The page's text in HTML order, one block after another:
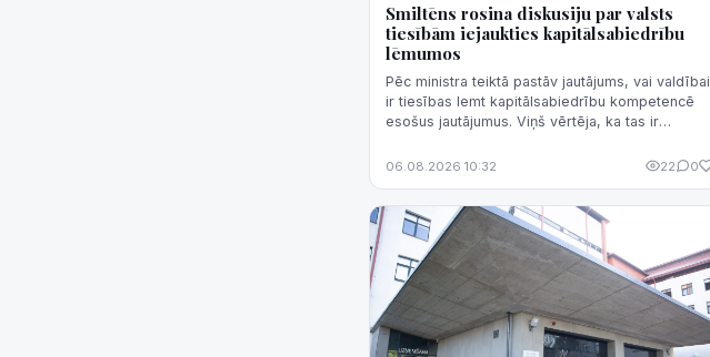
Smiltēns rosina diskusiju par valsts
tiesībām iejaukties kapitālsabiedrību
lēmumos
Pēc ministra teiktā pastāv jautājums, vai valdībai
ir tiesības lemt kapitālsabiedrību kompetencē
esošus jautājumus. Viņš vērtēja, ka tas ir
06.08.2026 10:32 22 0